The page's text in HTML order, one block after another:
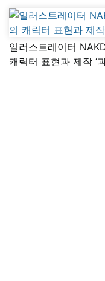
일러스트레이터
캐릭터 표현과 제작 ‘